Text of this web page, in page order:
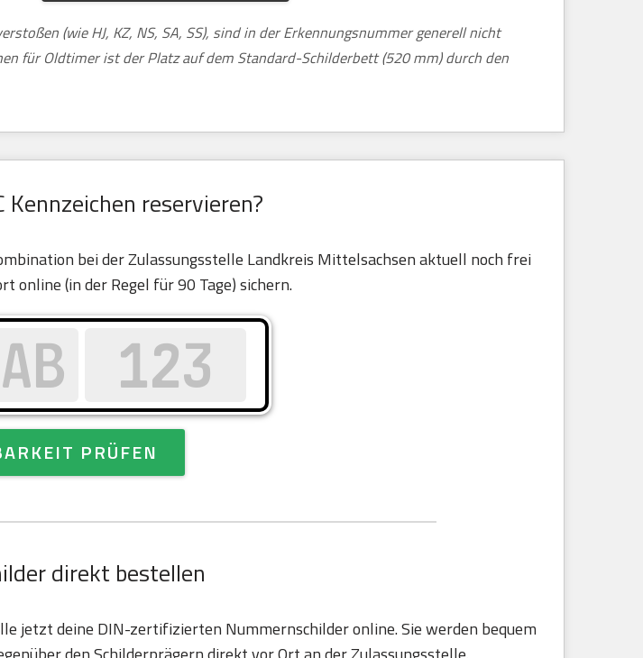
(wie HJ, KZ, NS, SA, SS), sind in der Erkennungsnummer generell nicht
für Oldtimer ist der Platz auf dem Standard-Schilderbett (520 mm) durch den
reservieren?
bei der Zulassungsstelle Landkreis Mittelsachsen aktuell noch frei
online (in der Regel für 90 Tage) sichern.
PRÜFEN
direkt bestellen
jetzt deine DIN-zertifizierten Nummernschilder online. Sie werden bequem